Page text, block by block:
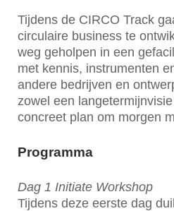
Tijdens de CIRCO Track
circulaire business te
weg geholpen in een
met kennis, instrumenten
andere bedrijven en
zowel een
concreet plan om morgen
Programma
Dag 1 Initiate Workshop
Tijdens deze eerste dag